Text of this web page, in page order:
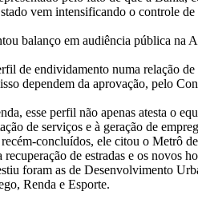
vem intensificando o controle
balanço em audiência pública na
de endividamento numa relação
dependem da aprovação, pelo
esse perfil não apenas atesta o
de serviços e à geração de
concluídos, ele citou o Metrô
de estradas e os novos
foram as de Desenvolvimento
Renda e Esporte.